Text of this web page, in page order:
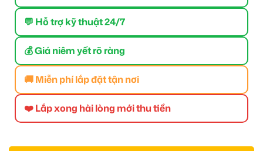
💬 Hỗ trợ kỹ thuật 24/7
💰 Giá niêm yết rõ ràng
🚚 Miễn phí lắp đặt tận nơi
❤️ Lắp xong hài lòng mới thu tiền